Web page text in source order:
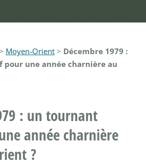
Moyen-Orient > Décembre 1979 :
une année charnière au
: un tournant
année charnière
?